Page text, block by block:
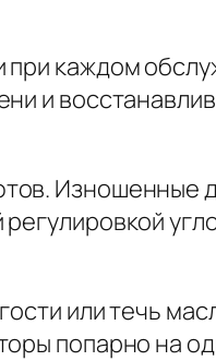
при каждом
и
Изношенные
или течь
попарно на